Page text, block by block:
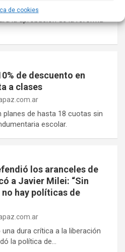
de cookies
provincialistas y hasta
la aprobación de la reforma
de descuento en
a clases
de hasta 18 cuotas sin
escolar.
los aranceles de
a Javier Milei: “Sin
hay políticas de
dura crítica a la liberación
la política de…